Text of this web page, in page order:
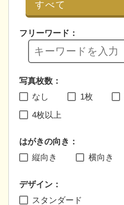
フリーワード：
写真枚数：
なし
1枚
4枚以上
はがきの向き：
縦向き
横向き
デザイン：
スタンダード